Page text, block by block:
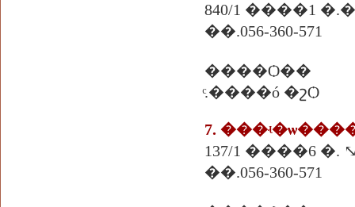
840/1 ����1
��.056-360-571
����Ѻ��
ͨ.����ó �շѺ
137/1 ����6
��.056-360-571